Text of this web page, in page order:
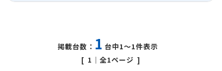
掲載台数： 1 台中1～1件表示
1 ｜全1ページ